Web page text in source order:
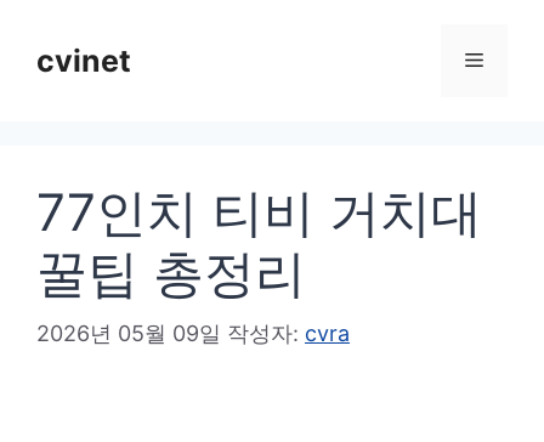
cvinet 메
77인치 티비 거치대
꿀팁 총정리
2026년 05월 09일 작성자: cvra